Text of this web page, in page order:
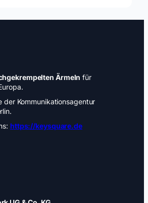
Ärmeln für
der Kommunikationsagentur
https://keysquare.de